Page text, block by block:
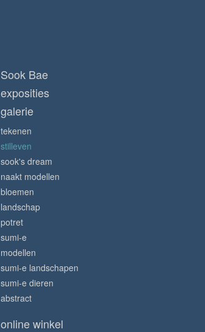
Sook Bae
exposities
galerie
tekenen
stilleven
sook's dream
naakt modellen
bloemen
landschap
potret
sumi-e
modellen
sumi-e landschapen
sumi-e dieren
abstract
online winkel